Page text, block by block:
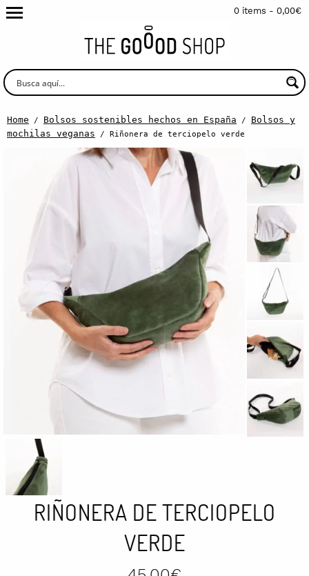
0 items - 0,00€
Home / Bolsos sostenibles hechos en España / Bolsos y
mochilas veganas / Riñonera de terciopelo verde
RIÑONERA DE TERCIOPELO
VERDE